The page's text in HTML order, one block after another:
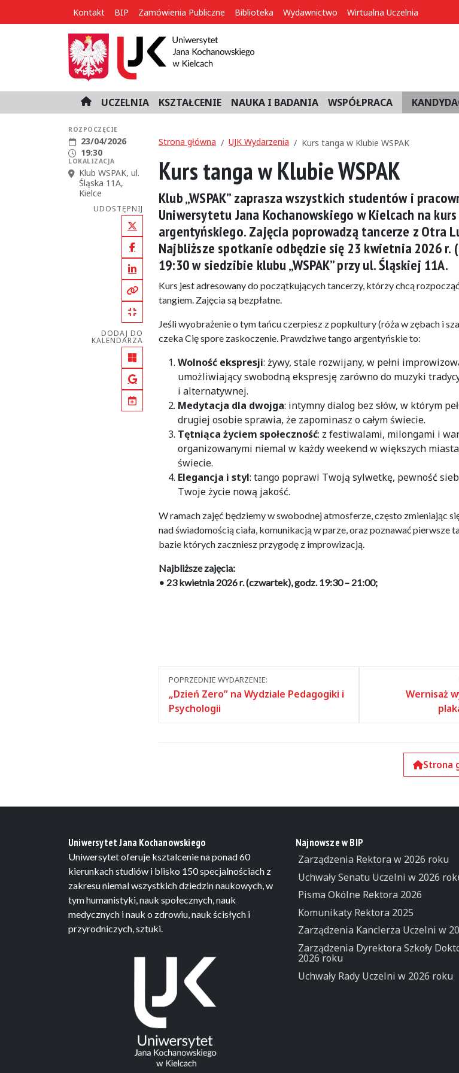
Kontakt BIP Zamówienia Publiczne Biblioteka Wydawnictwo Wirtualna Uczelnia
H
o
m
e
UCZELNIA KSZTAŁCENIE NAUKA I BADANIA WSPÓŁPRACA
ROZPOCZĘCIE
Data rozpoczęcia:
23/04/2026
Godzina rozpoczęcia:
19:30
LOKALIZACJA
Miejsce:
Klub WSPAK, ul.
Śląska 11A,
Kielce
UDOSTĘPNIJ
X (Twitter)
Facebook
LinkedIn
Kopiuj pełny link
Kopiuj krótki link
DODAJ DO
KALENDARZA
Outlook
Google Calendar
iCal
Strona główna UJK Wydarzenia Kurs tanga w Klubie WSPAK
Kurs tanga w Klubie WSPAK
Klub „WSPAK” zaprasza wszystkich studentów i
Uniwersytetu Jana Kochanowskiego w Kielcach na
argentyńskiego. Zajęcia poprowadzą tancerze z Otra
Najbliższe spotkanie odbędzie się 23 kwietnia 2026 r.
19:30 w siedzibie klubu „WSPAK” przy ul. Śląskiej 11A.
Kurs jest adresowany do początkujących tancerzy, którzy chcą
tangiem. Zajęcia są bezpłatne.
Jeśli wyobrażenie o tym tańcu czerpiesz z popkultury (róża w zębach i
czeka Cię spore zaskoczenie. Prawdziwe tango argentyńskie to:
Wolność ekspresji: żywy, stale rozwijany, w pełni
umożliwiający swobodną ekspresję zarówno do muzyki
i alternatywnej.
Medytacja dla dwojga: intymny dialog bez słów, w którym
drugiej osobie sprawia, że zapominasz o całym świecie.
Tętniąca życiem społeczność: z festiwalami, milongami i
organizowanymi niemal w każdy weekend w większych
świecie.
Elegancja i styl: tango poprawi Twoją sylwetkę, pewność
Twoje życie nową jakość.
W ramach zajęć będziemy w swobodnej atmosferze, często zmieniając
nad świadomością ciała, komunikacją w parze, oraz poznawać pierwsze
bazie których zaczniesz przygodę z improwizacją.
Najbliższe zajęcia:
• 23 kwietnia 2026 r. (czwartek), godz. 19:30 – 21:00;
Nawigacja
między
wydarzeniami
POPRZEDNIE WYDARZENIE:
„Dzień Zero” na Wydziale Pedagogiki i
Psychologii
Wernisaż
Strona
Uniwersytet Jana Kochanowskiego
Uniwersytet oferuje ksztalcenie na ponad 60
kierunkach studiów i blisko 150 specjalnościach z
zakresu niemal wszystkich dziedzin naukowych, w
tym humanistyki, nauk społecznych, nauk
medycznych i nauk o zdrowiu, nauk ścisłych i
przyrodniczych, sztuki.
Najnowsze w BIP
Zarządzenia Rektora w 2026 roku
Uchwały Senatu Uczelni w 2026
Pisma Okólne Rektora 2026
Komunikaty Rektora 2025
Zarządzenia Kanclerza Uczelni w
Zarządzenia Dyrektora Szkoły
2026 roku
Uchwały Rady Uczelni w 2026 roku